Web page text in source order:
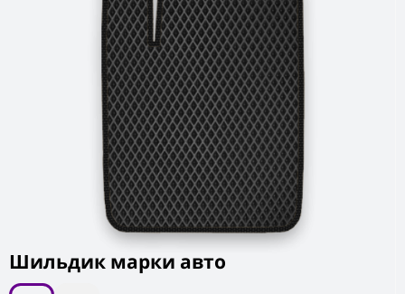
Шильдик марки авто